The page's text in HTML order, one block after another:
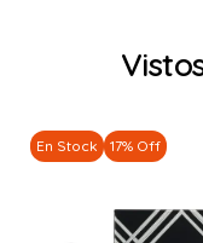
En Stock 17% Off